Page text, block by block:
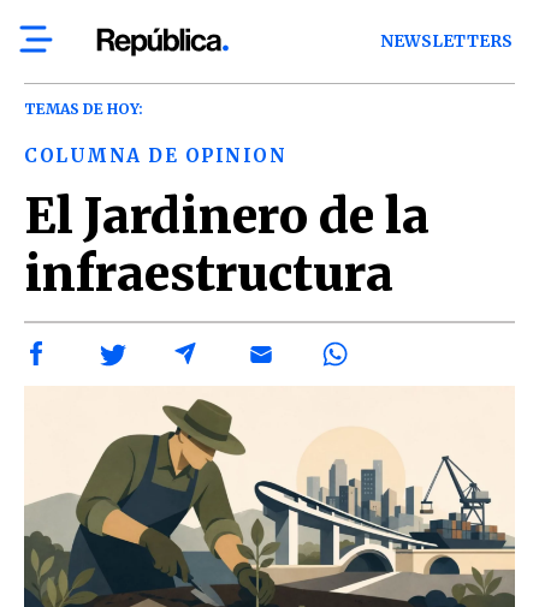
NEWSLETTERS
TEMAS DE HOY:
COLUMNA DE OPINION
El Jardinero de la
infraestructura